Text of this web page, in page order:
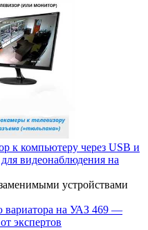
к компьютеру через USB и
видеонаблюдения на
устройствами